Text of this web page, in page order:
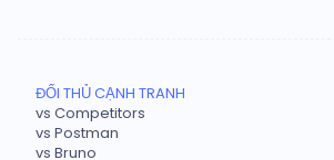
ĐỐI THỦ CẠNH TRANH
vs Competitors
vs Postman
vs Bruno